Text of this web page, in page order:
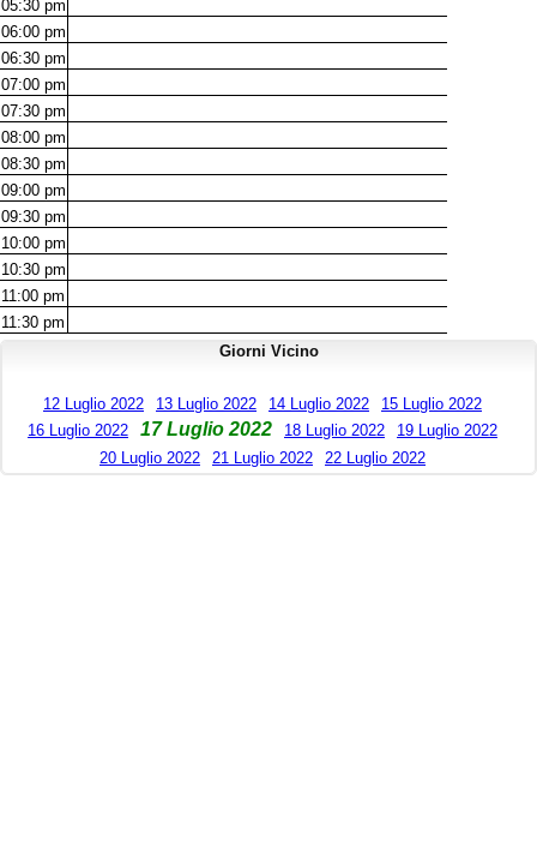
05:30 pm
06:00 pm
06:30 pm
07:00 pm
07:30 pm
08:00 pm
08:30 pm
09:00 pm
09:30 pm
10:00 pm
10:30 pm
11:00 pm
11:30 pm
Giorni Vicino
12 Luglio 2022 13 Luglio 2022 14 Luglio 2022
15 Luglio 2022
16 Luglio 2022
17 Luglio 2022 18 Luglio 2022
19 Luglio 2022
20 Luglio 2022
21 Luglio 2022 22 Luglio 2022